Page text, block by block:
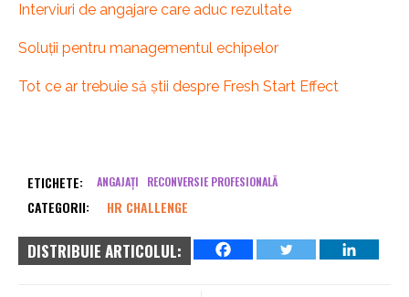
Interviuri de angajare care aduc rezultate
Soluții pentru managementul echipelor
Tot ce ar trebuie să știi despre Fresh Start Effect
ETICHETE: ANGAJAȚI RECONVERSIE PROFESIONALĂ
CATEGORII: HR CHALLENGE
DISTRIBUIE ARTICOLUL: